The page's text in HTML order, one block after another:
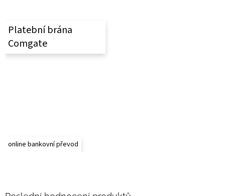
Platební brána
Comgate
online bankovní převod